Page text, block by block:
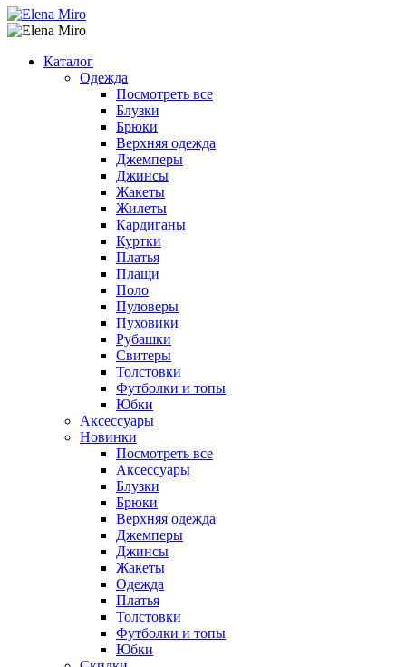
Каталог
Одежда
Посмотреть все
Блузки
Брюки
Верхняя одежда
Джемперы
Джинсы
Жакеты
Жилеты
Кардиганы
Куртки
Платья
Плащи
Поло
Пуловеры
Пуховики
Рубашки
Свитеры
Толстовки
Футболки и топы
Юбки
Аксессуары
Новинки
Посмотреть все
Аксессуары
Блузки
Брюки
Верхняя одежда
Джемперы
Джинсы
Жакеты
Одежда
Платья
Толстовки
Футболки и топы
Юбки